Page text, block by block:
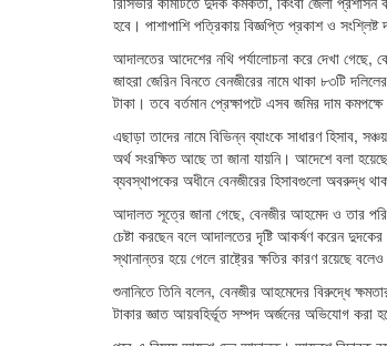
হবে। পাশাপাশি পত্রিকায় বিজ্ঞপ্তি প্রকাশ ও
আদালতের আদেশের নথি পর্যালোচনা করে দেখা গেছে,
জাহরা জেরিন বিনতে বেনজীরের নামে থাকা ৮৩টি
টাকা। তবে বর্তমান প্রেক্ষাপটে এসব জমির দাম
এছাড়া তাদের নামে বিভিন্ন ব্যাংকে সাধারণ
অর্থ সংরক্ষিত আছে তা জানা যায়নি। আদেশে বলা
ব্যবস্থাপকের অধীনে বেনজীরের হিসাবগুলো অবরুদ্ধ
আদালত সূত্রে জানা গেছে, বেনজীর আহমেদ ও তার
চেষ্টা করছেন বলে আদালতের দৃষ্টি আকর্ষণ করেন
স্থানান্তর হয়ে গেলে রাষ্ট্রের ক্ষতির কারণ রয়েছে
শুনানিতে তিনি বলেন, বেনজীর আহমেদের বিরুদ্ধে
টাকার জ্ঞাত আয়বহির্ভূত সম্পদ অর্জনের অভিযোগ করা